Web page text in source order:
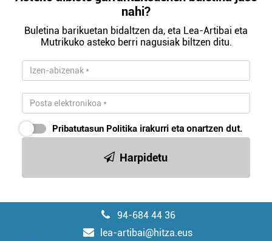
nahi?
Buletina barikuetan bidaltzen da, eta Lea-Artibai eta
Mutrikuko asteko berri nagusiak biltzen ditu.
Pribatutasun Politika irakurri eta onartzen dut.
Harpidetu
94-684 44 36
lea-artibai@hitza.eus